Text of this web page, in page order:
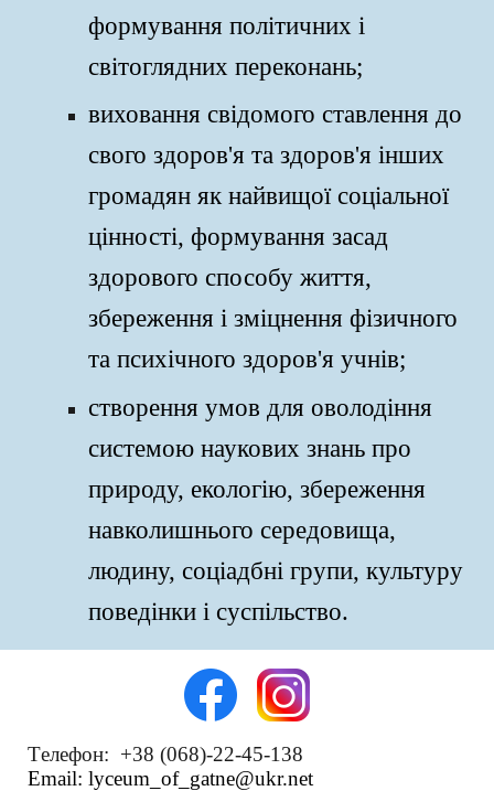
формування політичних і
світоглядних переконань;
виховання свідомого ставлення до
свого здоров'я та здоров'я інших
громадян як найвищої соціальної
цінності, формування засад
здорового способу життя,
збереження і зміцнення фізичного
та психічного здоров'я учнів;
створення умов для оволодіння
системою наукових знань про
природу, екологію, збереження
навколишнього середовища,
людину, соціадбні групи, культуру
поведінки і суспільство.
Tелефон: +38 (068)-22-45-138
Email: lyceum_of_gatne@ukr.net